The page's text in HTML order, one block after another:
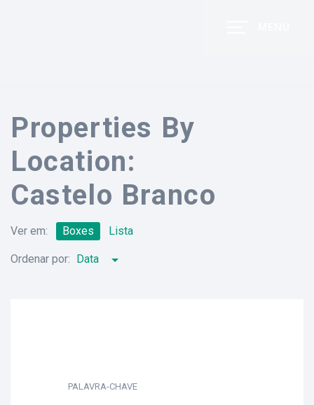
Properties By
Location:
Castelo Branco
Ver em: Boxes Lista
Ordenar por: Data
PALAVRA-CHAVE